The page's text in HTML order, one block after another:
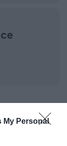
My Personal